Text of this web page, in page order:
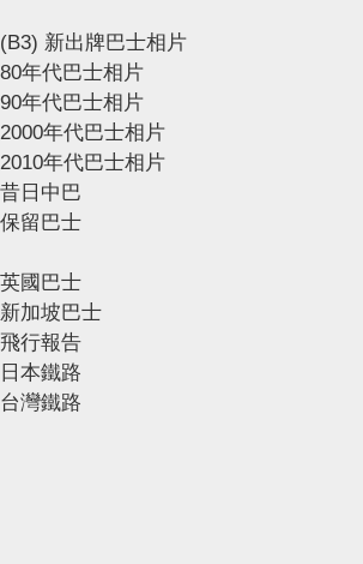
(B3) 新出牌巴士相片
80年代巴士相片
90年代巴士相片
2000年代巴士相片
2010年代巴士相片
昔日中巴
保留巴士
英國巴士
新加坡巴士
飛行報告
日本鐵路
台灣鐵路